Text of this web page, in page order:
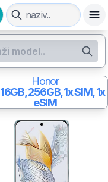
Honor
16GB, 256GB, 1x SIM, 1x
eSIM